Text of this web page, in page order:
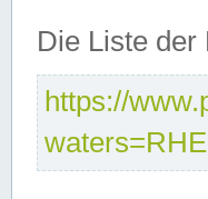
Die Liste der
https://